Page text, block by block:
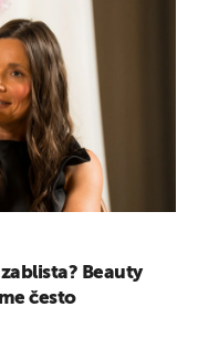
Beauty
često